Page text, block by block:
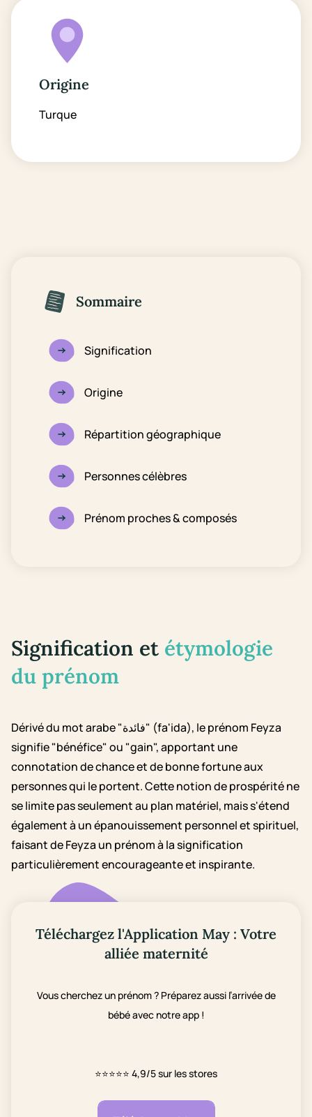
Origine
Turque
Sommaire
Signification
Origine
Répartition géographique
Personnes célèbres
Prénom proches & composés
Signification et étymologie
du prénom
Dérivé du mot arabe "فائدة" (fa'ida), le prénom Feyza
signifie "bénéfice" ou "gain", apportant une
connotation de chance et de bonne fortune aux
personnes qui le portent. Cette notion de prospérité ne
se limite pas seulement au plan matériel, mais s'étend
également à un épanouissement personnel et spirituel,
faisant de Feyza un prénom à la signification
particulièrement encourageante et inspirante.
Téléchargez l'Application May : Votre
alliée maternité
Vous cherchez un prénom ? Préparez aussi l’arrivée de
bébé avec notre app !
⭐⭐⭐⭐⭐ 4,9/5 sur les stores